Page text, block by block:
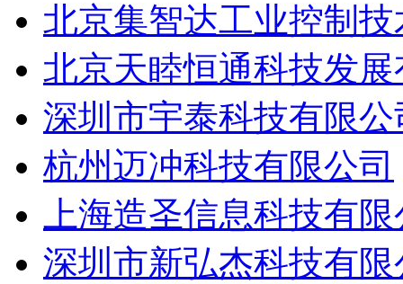
北京集智达工业控制
北京天睦恒通科技发
深圳市宇泰科技有限公
杭州迈冲科技有限公司
上海造圣信息科技有
深圳市新弘杰科技有限